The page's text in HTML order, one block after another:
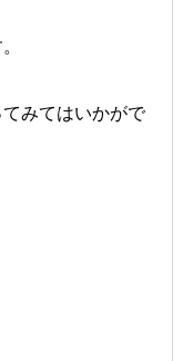
みてはいかがで